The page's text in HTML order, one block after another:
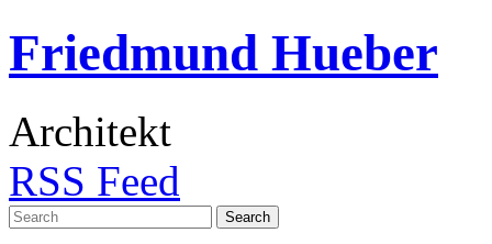
Friedmund Hueber
Architekt
RSS Feed
Search
for: